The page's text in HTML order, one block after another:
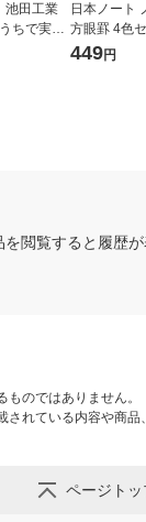
池田工業
ちで実験!
1個
日本ノート
方眼罫 4色
うノートお
449円
を閲覧すると履歴
のではありません。
れている内容や商
ページトッ